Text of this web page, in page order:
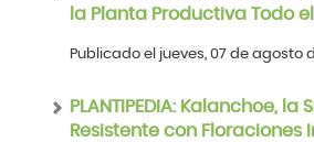
la Planta Productiva Todo
Publicado el jueves, 07 de agosto
PLANTIPEDIA: Kalanchoe, la
Resistente con Floraciones